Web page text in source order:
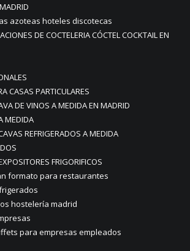
azoteas hoteles discotecas
DE COCTELERIA CÓCTEL COCKTAIL EN
CASAS PARTICULARES
DE VINOS A MEDIDA EN MADRID
MEDIDA
REFRIGERADOS A MEDIDA
FRIGORIFICOS
formato para restaurantes
hostelería madrid
para empresas empleados